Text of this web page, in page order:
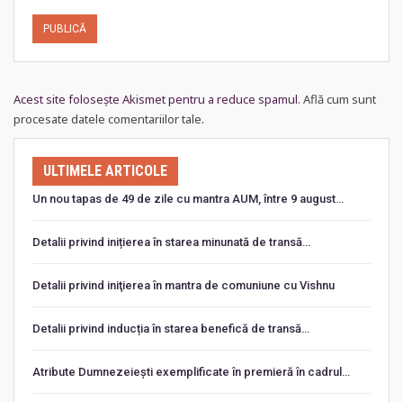
Acest site folosește Akismet pentru a reduce spamul. Află cum sunt
procesate datele comentariilor tale.
ULTIMELE ARTICOLE
Un nou tapas de 49 de zile cu mantra AUM, între 9 august…
Detalii privind inițierea în starea minunată de transă…
Detalii privind iniţierea în mantra de comuniune cu Vishnu
Detalii privind inducția în starea benefică de transă…
Atribute Dumnezeiești exemplificate în premieră în cadrul…